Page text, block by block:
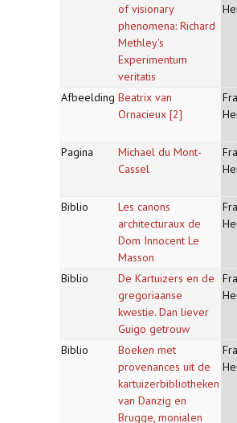
of visionary
phenomena: Richard
Methley's
Experimentum
veritatis
Afbeelding Beatrix van
Ornacieux [2]
Pagina
Michael du Mont-
Cassel
Biblio
Les canons
architecturaux de
Dom Innocent Le
Masson
Biblio
De Kartuizers en de
gregoriaanse
kwestie. Dan liever
Guigo getrouw
Biblio
Boeken met
provenances uit de
kartuizerbibliotheken
van Danzig en
Brugge, monialen